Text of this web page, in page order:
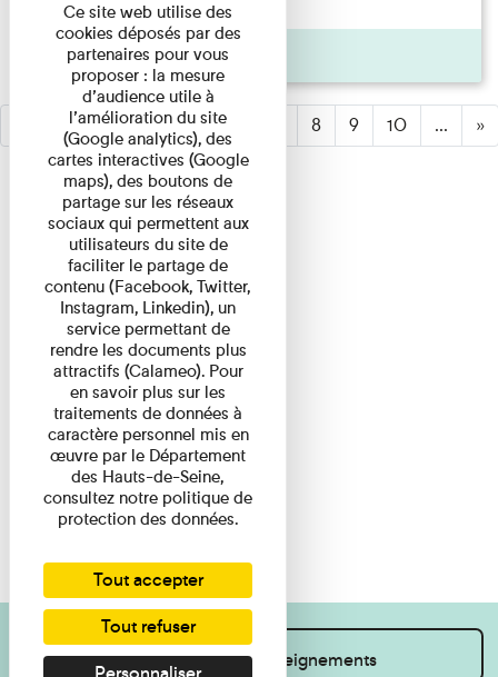
Pages
2 3 4(active)
5 8 9 10 ... »
Je souhaite des renseignements
Ce site web utilise des
cookies déposés par des
partenaires pour vous
proposer : la mesure
d’audience utile à
l’amélioration du site
(Google analytics), des
cartes interactives (Google
maps), des boutons de
partage sur les réseaux
sociaux qui permettent aux
utilisateurs du site de
faciliter le partage de
contenu (Facebook, Twitter,
Instagram, Linkedin), un
service permettant de
rendre les documents plus
attractifs (Calameo). Pour
en savoir plus sur les
traitements de données à
caractère personnel mis en
œuvre par le Département
des Hauts-de-Seine,
consultez notre politique de
protection des données.
Tout accepter
Tout refuser